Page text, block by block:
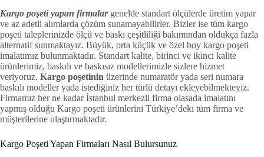
Kargo poşeti yapan firmalargenelde standart ölçülerde üretim yapar
ve az adetli alımlarda çözüm sunamayabilirler. Bizler ise tüm kargo
poşeti taleplerinizde ölçü ve baskı çeşitliliği bakımından oldukça fazla
alternatif sunmaktayız. Büyük, orta küçük ve özel boy kargo poşeti
imalatımız bulunmaktadır. Standart kalite, birinci ve ikinci kalite
ürünlerimiz, baskılı ve baskısız modellerimizle sizlere hizmet
veriyoruz. Kargo poşetinin üzerinde numaratör yada seri numara
baskılı modeller yada istediğiniz her türlü detayı ekleyebilmekteyiz.
Firmamız her ne kadar İstanbul merkezli firma olasada imalatını
yapmış olduğu Kargo poşeti ürünlerini Türkiye’deki tüm firma ve
müşterilerine ulaştırmaktadır.
Kargo Poşeti Yapan Firmaları Nasıl Bulursunuz